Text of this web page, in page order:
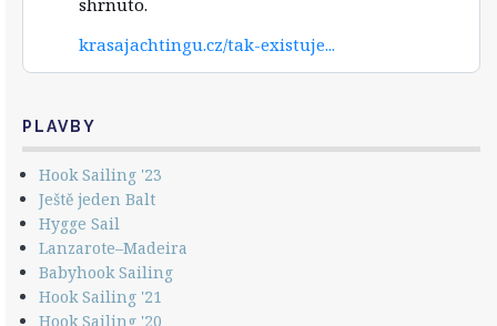
krasajachtingu.cz/tak-existuje...
PLAVBY
Hook Sailing '23
Ještě jeden Balt
Hygge Sail
Lanzarote–Madeira
Babyhook Sailing
Hook Sailing '21
Hook Sailing '20